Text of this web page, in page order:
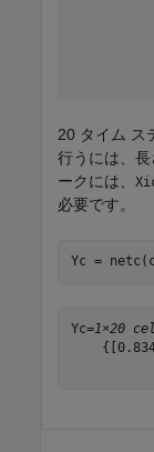
20 タイム ス
行うには、
ークには、
必要です。
Yc =
Yc=1×20